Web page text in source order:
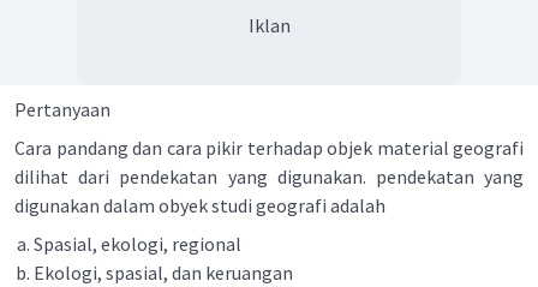
Iklan
Pertanyaan
Cara pandang dan cara pikir terhadap objek material geografi
dilihat dari pendekatan yang digunakan. pendekatan yang
digunakan dalam obyek studi geografi adalah
Spasial, ekologi, regional
Ekologi, spasial, dan keruangan